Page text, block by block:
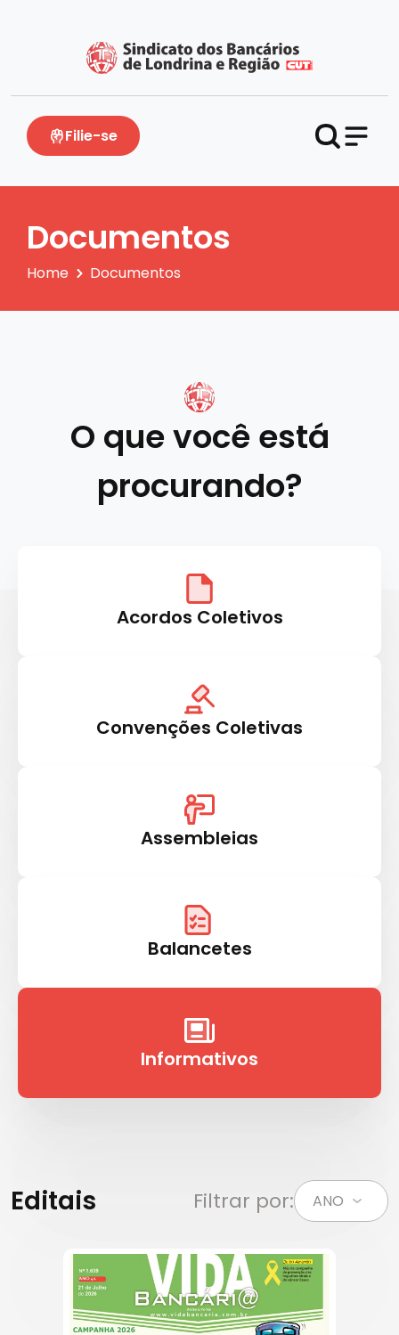
Filie-se
Documentos
Home Documentos
O que você está
procurando?
Acordos Coletivos
Convenções Coletivas
Assembleias
Balancetes
Informativos
Editais Filtrar por: